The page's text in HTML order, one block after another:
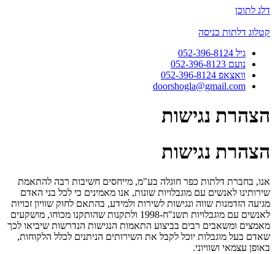
דלג לתוכן
קטלוג דלתות כניסה
גיל 052-396-8124
נועם 052-396-8123
וואצאפ 052-396-8124
doorshogla@gmail.com
הצהרת נגישות
הצהרת נגישות
אנו, בחברת דלתות כפר חוגלה בע"מ, מייחסים חשיבות רבה להתאמת
שירותינו לאנשים עם מוגבלויות שונות, אנו מאמינים כי לכל בני האדם
מגיעה הזדמנות שווה ונגישות לשירות ולמידע, בהתאם לחוק שוויון זכויות
לאנשים עם מוגבלויות תשנ"ח-1998 ולתקנות שהותקנו מכוחו, מושקעים
מאמצים ומשאבים רבים בביצוע התאמות הנגישות הנדרשות שיביאו לכך
שאדם בעל מוגבלות יוכל לקבל את השירותים הניתנים לכלל הלקוחות,
באופן עצמאי ושוויוני.